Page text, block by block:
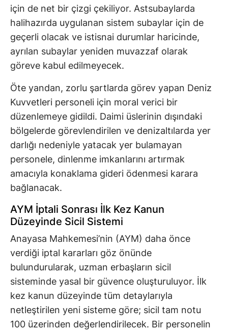
için de net bir çizgi çekiliyor. Astsubaylarda
halihazırda uygulanan sistem subaylar için de
geçerli olacak ve istisnai durumlar haricinde,
ayrılan subaylar yeniden muvazzaf olarak
göreve kabul edilmeyecek.
Öte yandan, zorlu şartlarda görev yapan Deniz
Kuvvetleri personeli için moral verici bir
düzenlemeye gidildi. Daimi üslerinin dışındaki
bölgelerde görevlendirilen ve denizaltılarda yer
darlığı nedeniyle yatacak yer bulamayan
personele, dinlenme imkanlarını artırmak
amacıyla konaklama gideri ödenmesi karara
bağlanacak.
AYM İptali Sonrası İlk Kez Kanun
Düzeyinde Sicil Sistemi
Anayasa Mahkemesi’nin (AYM) daha önce
verdiği iptal kararları göz önünde
bulundurularak, uzman erbaşların sicil
sisteminde yasal bir güvence oluşturuluyor. İlk
kez kanun düzeyinde tüm detaylarıyla
netleştirilen yeni sisteme göre; sicil tam notu
100 üzerinden değerlendirilecek. Bir personelin